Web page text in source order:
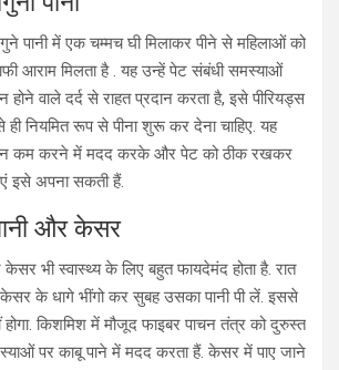
पानी में एक चम्मच घी मिलाकर पीने से महिलाओं को
आराम मिलता है . यह उन्हें पेट संबंधी समस्याओं
होने वाले दर्द से राहत प्रदान करता है, इसे पीरियड्स
नियमित रूप से पीना शुरू कर देना चाहिए. यह
कम करने में मदद करके और पेट को ठीक रखकर
इसे अपना सकती हैं.
और केसर
भी स्वास्थ्य के लिए बहुत फायदेमंद होता है. रात
के धागे भींगो कर सुबह उसका पानी पी लें. इससे
होगा. किशमिश में मौजूद फाइबर पाचन तंत्र को दुरुस्त
पर काबू पाने में मदद करता हैं. केसर में पाए जाने